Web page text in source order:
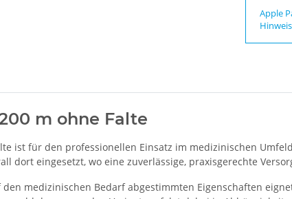
Apple
m ohne Falte
ist für den professionellen Einsatz im medizinischen
dort eingesetzt, wo eine zuverlässige, praxisgerechte
medizinischen Bedarf abgestimmten Eigenschaften